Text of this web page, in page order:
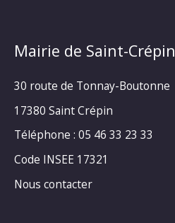
Mairie de Saint-Crépin
30 route de Tonnay-Boutonne
17380 Saint Crépin
Téléphone : 05 46 33 23 33
Code INSEE 17321
Nous contacter